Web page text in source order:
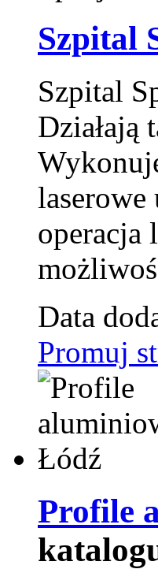
Szpital
Szpital
Działają
operacja
Data
Promuj
Profile